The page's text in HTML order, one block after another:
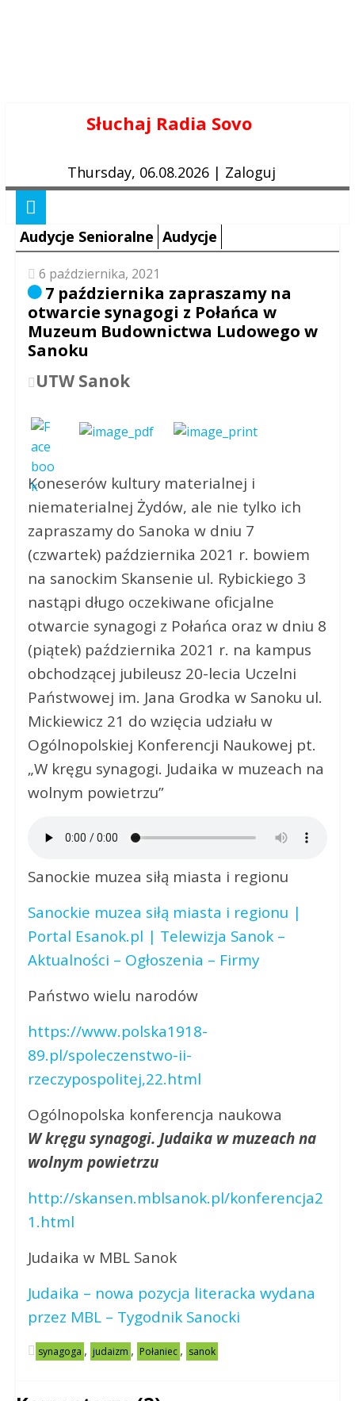
Słuchaj Radia Sovo
Thursday, 06.08.2026 | Zaloguj
Audycje Senioralne Audycje
6 października, 2021
7 października zapraszamy na
otwarcie synagogi z Połańca w
Muzeum Budownictwa Ludowego w
Sanoku
UTW Sanok
Koneserów kultury materialnej i
niematerialnej Żydów, ale nie tylko ich
zapraszamy do Sanoka w dniu 7
(czwartek) października 2021 r. bowiem
na sanockim Skansenie ul. Rybickiego 3
nastąpi długo oczekiwane oficjalne
otwarcie synagogi z Połańca oraz w dniu 8
(piątek) października 2021 r. na kampus
obchodzącej jubileusz 20-lecia Uczelni
Państwowej im. Jana Grodka w Sanoku ul.
Mickiewicz 21 do wzięcia udziału w
Ogólnopolskiej Konferencji Naukowej pt.
„W kręgu synagogi. Judaika w muzeach na
wolnym powietrzu”
Sanockie muzea siłą miasta i regionu
Sanockie muzea siłą miasta i regionu |
Portal Esanok.pl | Telewizja Sanok –
Aktualności – Ogłoszenia – Firmy
Państwo wielu narodów
https://www.polska1918-
89.pl/spoleczenstwo-ii-
rzeczypospolitej,22.html
Ogólnopolska konferencja naukowa
W kręgu synagogi. Judaika w muzeach na
wolnym powietrzu
http://skansen.mblsanok.pl/konferencja2
1.html
Judaika w MBL Sanok
Judaika – nowa pozycja literacka wydana
przez MBL – Tygodnik Sanocki
synagoga , judaizm , Połaniec , sanok